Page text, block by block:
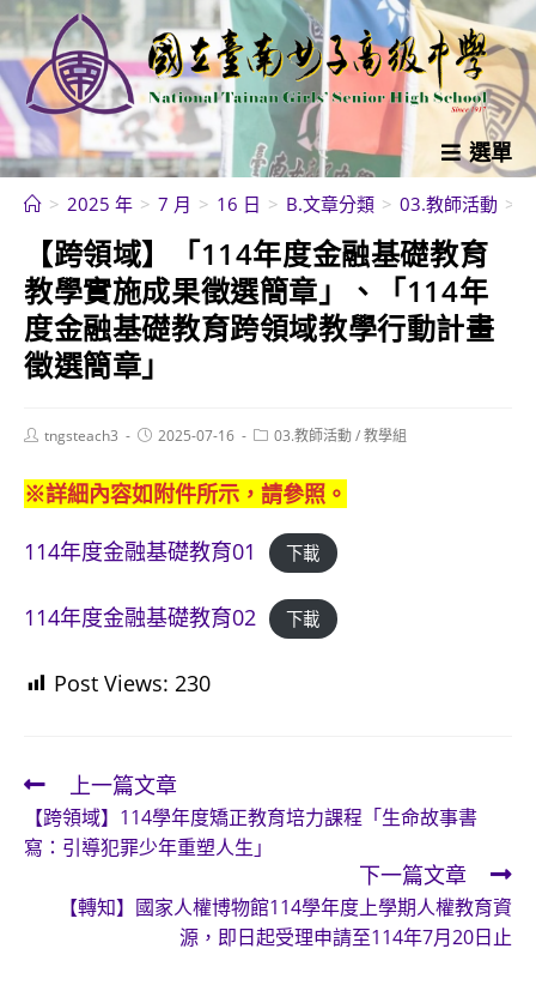
跳
轉
至
主
要
內
選單
> 2025 年 > 7 月 > 16 日 > B.文章分類 > 03.教師活動 >
【跨領域】「114年度金融基礎教育
教學實施成果徵選簡章」、「114年
度金融基礎教育跨領域教學行動計畫
徵選簡章」
Posttngsteach3
Post2025-07-16
Post03.教師活動/教學組
※詳細內容如附件所示，請參照。
114年度金融基礎教育01
下載
114年度金融基礎教育02 下載
Post Views: 230
Read
more
articles
上一篇文章
【跨領域】114學年度矯正教育培力課程「生命故事書
寫：引導犯罪少年重塑人生」
下一篇文章
【轉知】國家人權博物館114學年度上學期人權教育資
源，即日起受理申請至114年7月20日止